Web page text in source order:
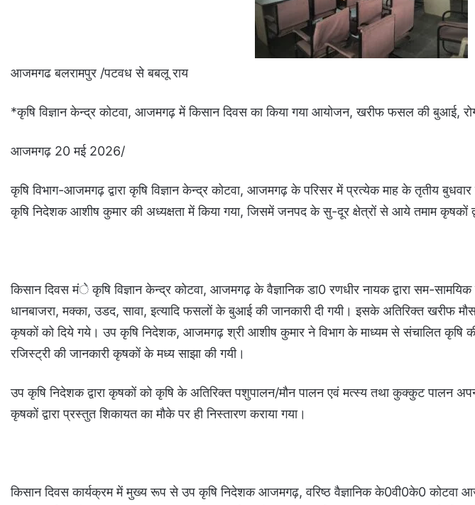
आजमगढ बलरामपुर /पटवध से बबलू राय
*कृषि विज्ञान केन्द्र कोटवा, आजमगढ़ में किसान दिवस का किया गया आयोजन, खरीफ फसल की बुआई,
आजमगढ़ 20 मई 2026/
कृषि विभाग-आजमगढ़ द्वारा कृषि विज्ञान केन्द्र कोटवा, आजमगढ़ के परिसर में प्रत्येक माह के तृतीय
कृषि निदेशक आशीष कुमार की अध्यक्षता में किया गया, जिसमें जनपद के सु-दूर क्षेत्रों से आये तमाम कृषकों
किसान दिवस मंे कृषि विज्ञान केन्द्र कोटवा, आजमगढ़ के वैज्ञानिक डा0 रणधीर नायक द्वारा सम-
धानबाजरा, मक्का, उडद, सावा, इत्यादि फसलों के बुआई की जानकारी दी गयी। इसके अतिरिक्त खरीफ
कृषकों को दिये गये। उप कृषि निदेशक, आजमगढ़ श्री आशीष कुमार ने विभाग के माध्यम से संचालित कृषि
रजिस्ट्री की जानकारी कृषकों के मध्य साझा की गयी।
उप कृषि निदेशक द्वारा कृषकों को कृषि के अतिरिक्त पशुपालन/मौन पालन एवं मत्स्य तथा कुक्कुट पालन
कृषकों द्वारा प्रस्तुत शिकायत का मौके पर ही निस्तारण कराया गया।
किसान दिवस कार्यक्रम में मुख्य रूप से उप कृषि निदेशक आजमगढ़, वरिष्ठ वैज्ञानिक के0वी0के0 कोटवा